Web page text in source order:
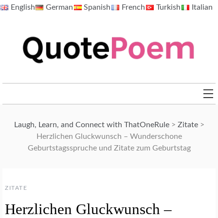
SkipEnglish German Spanish French Turkish Italian
Laugh, Learn, and Connect with ThatOneRule> Zitate>
Herzlichen Gluckwunsch – Wunderschone
Geburtstagsspruche und Zitate zum Geburtstag
ZITATE
Herzlichen Gluckwunsch –